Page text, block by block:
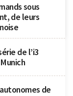
sous
de leurs
de l’i3
de